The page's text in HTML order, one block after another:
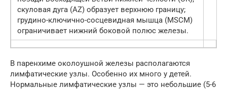
скуловая дуга (AZ) образует верхнюю границу;
грудино-ключично-сосцевидная мышца (MSCM)
ограничивает нижний боковой полюс железы.
В паренхиме околоушной железы располагаются
лимфатические узлы. Особенно их много у детей.
Нормальные лимфатические узлы — это небольшие (5-6